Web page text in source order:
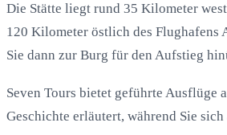
Die Stätte liegt rund 35 Kilometer
120 Kilometer östlich des Flughafens
Sie dann zur Burg für den Aufstieg
Seven Tours bietet geführte Ausflüge
Geschichte erläutert, während Sie